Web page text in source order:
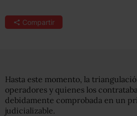
Compartir
Hasta este momento, la
operadores y quienes los
debidamente comprobada en un
judicializable.